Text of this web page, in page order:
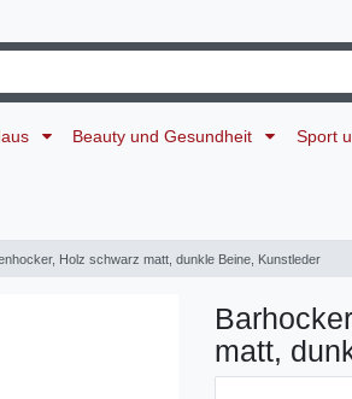
Beauty und Gesundheit Sport
Holz schwarz matt, dunkle Beine, Kunstleder
matt,